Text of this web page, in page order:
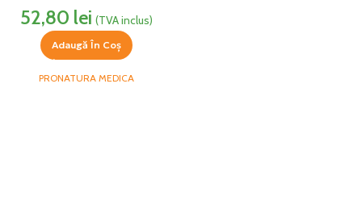
52,80 lei (TVA inclus)
Adaugă În Coș
PRONATURA MEDICA